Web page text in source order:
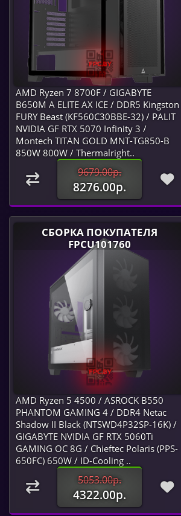
AMD Ryzen 7 8700F / GIGABYTE
B650M A ELITE AX ICE / DDR5 Kingston
FURY Beast (KF560C30BBE-32) / PALIT
NVIDIA GF RTX 5070 Infinity 3 /
Montech TITAN GOLD MNT-TG850-B
850W 800W / Thermalright..
9679.00р.
8276.00р.
СБОРКА ПОКУПАТЕЛЯ
FPCU101760
AMD Ryzen 5 4500 / ASROCK B550
PHANTOM GAMING 4 / DDR4 Netac
Shadow II Black (NTSWD4P32SP-16K) /
GIGABYTE NVIDIA GF RTX 5060Ti
GAMING OC 8G / Chieftec Polaris (PPS-
650FC) 650W / ID-Cooling ..
5053.00р.
4322.00р.